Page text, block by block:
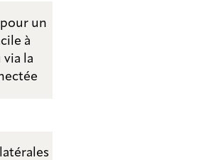
un
à
via la